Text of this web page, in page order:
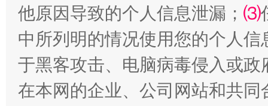
全民健身五年计划来了！等你上场
他原因导致的个人信息泄漏； ⑶
中所列明的情况使用您的个人
于黑客攻击、电脑病毒侵入或
在本网的企业、公司网站和共